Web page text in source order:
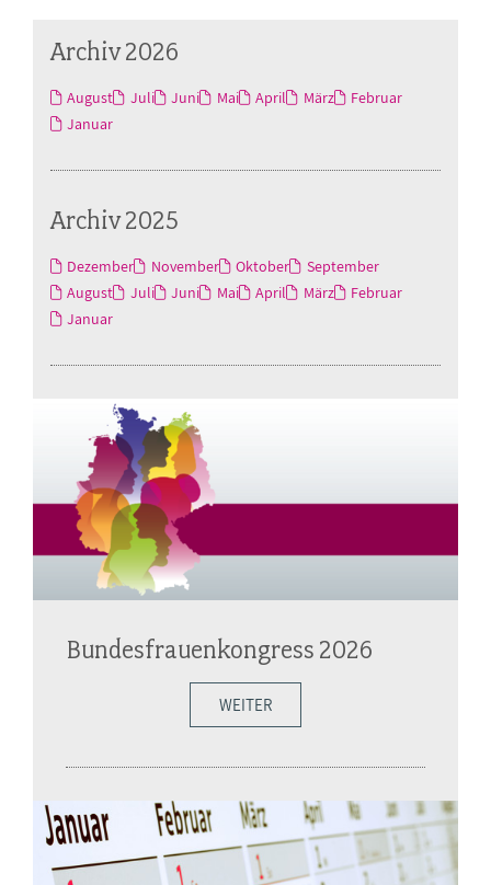
Archiv 2026
August Juli Juni Mai April März
Februar
Januar
Archiv 2025
Dezember November Oktober
September
August
Juli Juni Mai April März
Februar
Januar
Bundesfrauenkongress 2026
WEITER